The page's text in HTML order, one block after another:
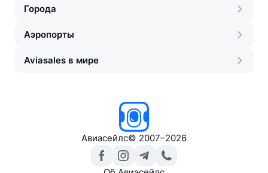
Города
Аэропорты
Aviasales в мире
Авиасейлс© 2007–2026